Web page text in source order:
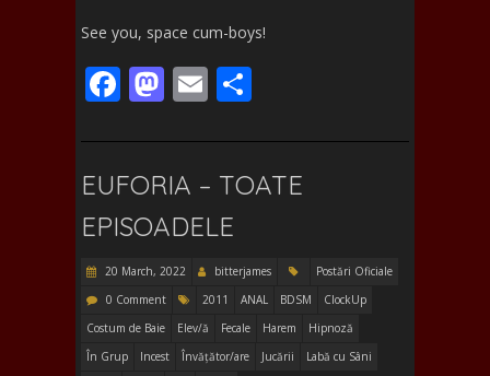
See you, space cum-boys!
F
e
b
o
o
k
M
to
d
o
n
E
ai
l
ar
e
EUFORIA – TOATE
EPISOADELE
20 March, 2022 bitterjames
Postări Oficiale
0 Comment
2011 ANAL BDSM
ClockUp
Costum de Baie
Elev/ă Fecale Harem
Hipnoză
În Grup
Incest Învățător/are Jucării
Labă cu Sâni